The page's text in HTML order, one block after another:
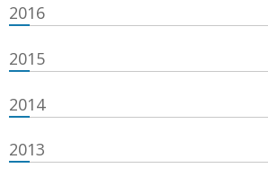
2016
2015
2014
2013